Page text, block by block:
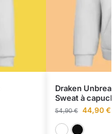
Draken
Sweat à
54,90€ 44,90 €